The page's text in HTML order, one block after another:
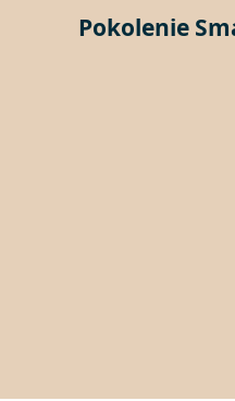
Pokolenie